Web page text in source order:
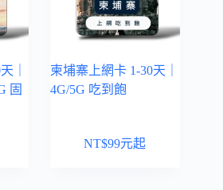
｜
固
柬埔寨上網卡 1-30天｜
4G/5G 吃到飽
NT$99元起